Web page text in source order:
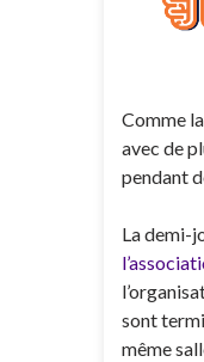
Comme
avec de
pendant
La demi-
sont
même